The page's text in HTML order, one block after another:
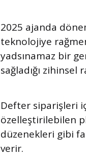
2025 ajanda
teknolojiye
yadsınamaz bir
sağladığı
Defter siparişleri
özelleştirilebilen
düzenekleri gibi
verir.